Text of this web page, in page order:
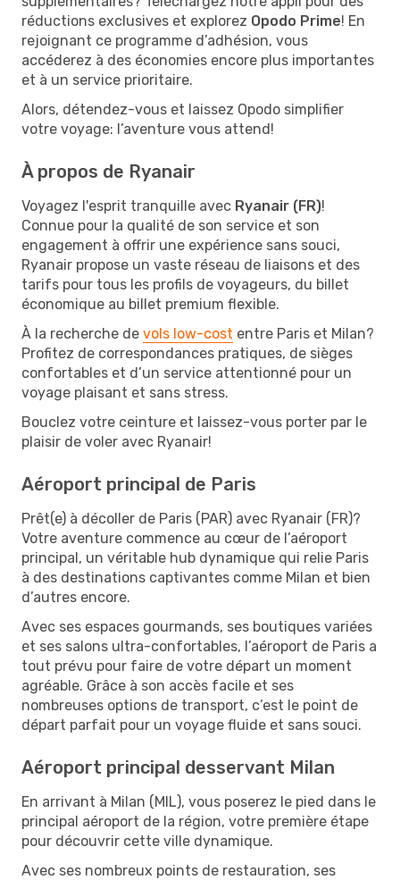
réductions exclusives et explorez Opodo Prime! En
rejoignant ce programme d’adhésion, vous
accéderez à des économies encore plus importantes
et à un service prioritaire.
Alors, détendez-vous et laissez Opodo simplifier
votre voyage: l’aventure vous attend!
À propos de Ryanair
Voyagez l'esprit tranquille avec Ryanair (FR)!
Connue pour la qualité de son service et son
engagement à offrir une expérience sans souci,
Ryanair propose un vaste réseau de liaisons et des
tarifs pour tous les profils de voyageurs, du billet
économique au billet premium flexible.
À la recherche de vols low-cost entre Paris et Milan?
Profitez de correspondances pratiques, de sièges
confortables et d’un service attentionné pour un
voyage plaisant et sans stress.
Bouclez votre ceinture et laissez-vous porter par le
plaisir de voler avec Ryanair!
Aéroport principal de Paris
Prêt(e) à décoller de Paris (PAR) avec Ryanair (FR)?
Votre aventure commence au cœur de l’aéroport
principal, un véritable hub dynamique qui relie Paris
à des destinations captivantes comme Milan et bien
d’autres encore.
Avec ses espaces gourmands, ses boutiques variées
et ses salons ultra-confortables, l’aéroport de Paris a
tout prévu pour faire de votre départ un moment
agréable. Grâce à son accès facile et ses
nombreuses options de transport, c’est le point de
départ parfait pour un voyage fluide et sans souci.
Aéroport principal desservant Milan
En arrivant à Milan (MIL), vous poserez le pied dans le
principal aéroport de la région, votre première étape
pour découvrir cette ville dynamique.
Avec ses nombreux points de restauration, ses